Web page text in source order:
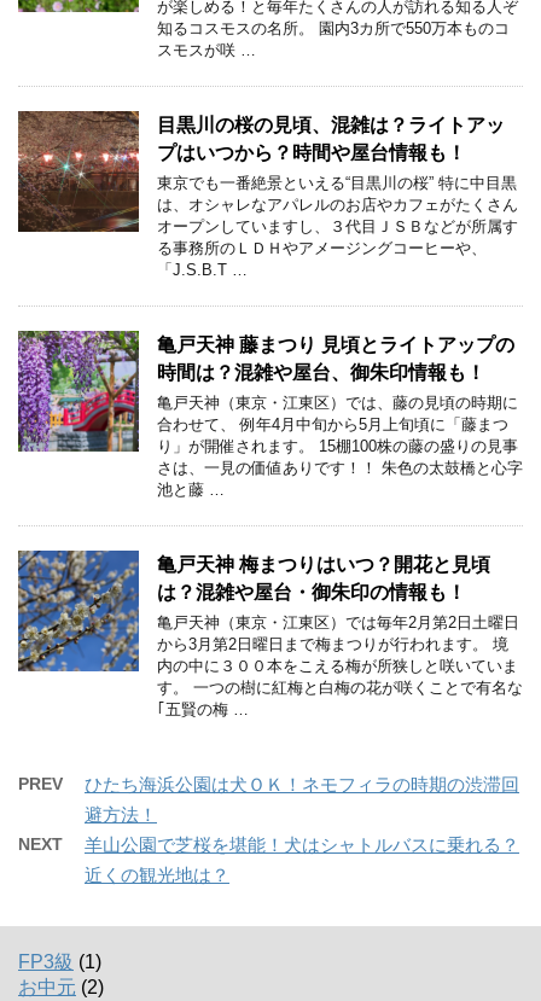
が楽しめる！と毎年たくさんの人が訪れる知る人ぞ
知るコスモスの名所。 園内3カ所で550万本ものコ
スモスが咲 …
目黒川の桜の見頃、混雑は？ライトアッ
プはいつから？時間や屋台情報も！
東京でも一番絶景といえる“目黒川の桜” 特に中目黒
は、オシャレなアパレルのお店やカフェがたくさん
オープンしていますし、３代目ＪＳＢなどが所属す
る事務所のＬＤＨやアメージングコーヒーや、
「J.S.B.T …
亀戸天神 藤まつり 見頃とライトアップの
時間は？混雑や屋台、御朱印情報も！
亀戸天神（東京・江東区）では、藤の見頃の時期に
合わせて、 例年4月中旬から5月上旬頃に「藤まつ
り」が開催されます。 15棚100株の藤の盛りの見事
さは、一見の価値ありです！！ 朱色の太鼓橋と心字
池と藤 …
亀戸天神 梅まつりはいつ？開花と見頃
は？混雑や屋台・御朱印の情報も！
亀戸天神（東京・江東区）では毎年2月第2日土曜日
から3月第2日曜日まで梅まつりが行われます。 境
内の中に３００本をこえる梅が所狭しと咲いていま
す。 一つの樹に紅梅と白梅の花が咲くことで有名な
｢五賢の梅 …
PREV
ひたち海浜公園は犬ＯＫ！ネモフィラの時期の渋滞回
避方法！
NEXT
羊山公園で芝桜を堪能！犬はシャトルバスに乗れる？
近くの観光地は？
FP3級 (1)
お中元 (2)